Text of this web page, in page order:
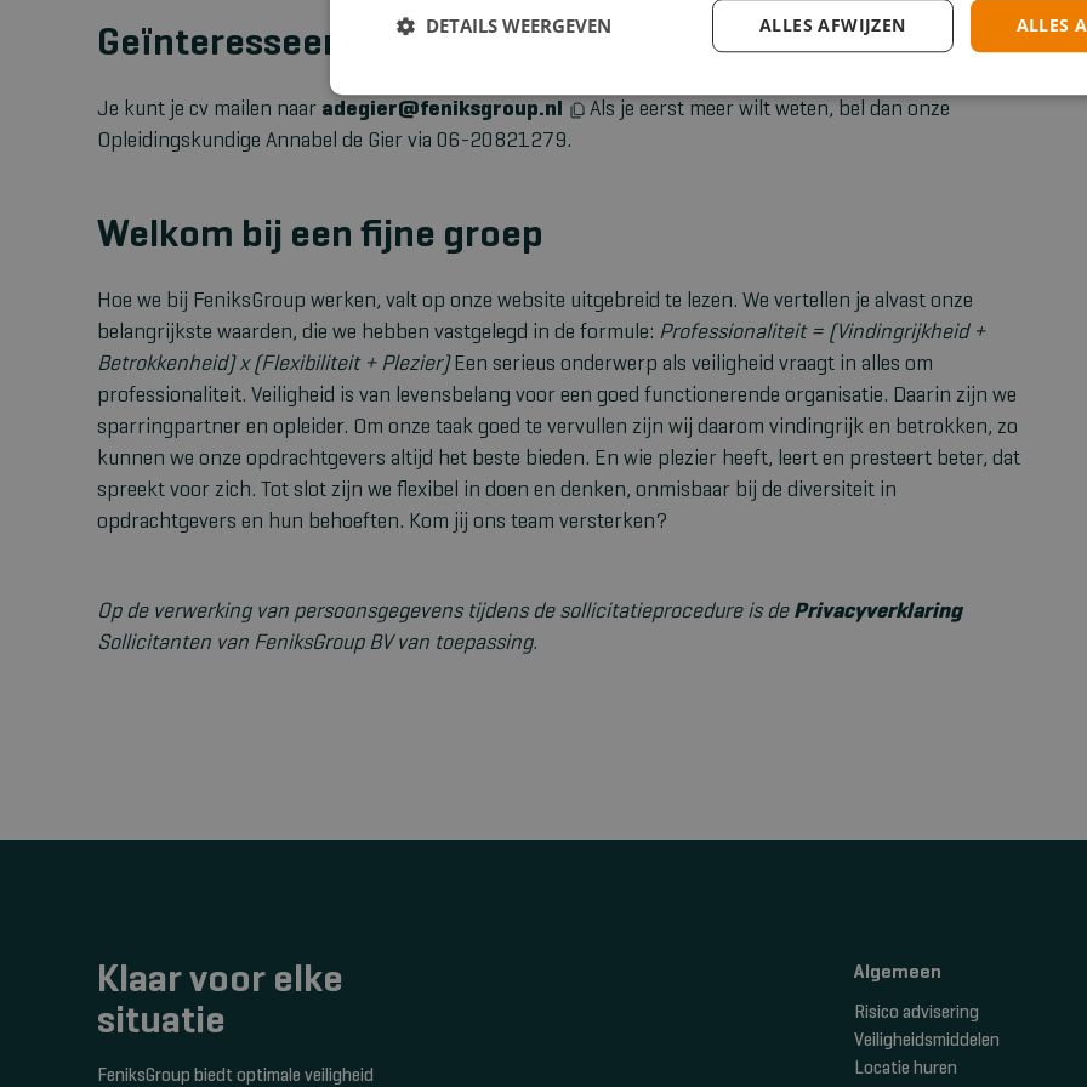
Geïnteresseerd? Meer weten?
Je kunt je cv mailen naar adegier@feniksgroup.nl
Als je eerst meer wilt weten, bel dan onze
Opleidingskundige Annabel de Gier via 06-20821279.
Welkom bij een fijne groep
Hoe we bij FeniksGroup werken, valt op onze website uitgebreid te lezen. We vertellen je alvast onze
belangrijkste waarden, die we hebben vastgelegd in de formule: Professionaliteit = (Vindingrijkheid +
Betrokkenheid) x (Flexibiliteit + Plezier)Een serieus onderwerp als veiligheid vraagt in alles om
professionaliteit. Veiligheid is van levensbelang voor een goed functionerende organisatie. Daarin zijn we
sparringpartner en opleider. Om onze taak goed te vervullen zijn wij daarom vindingrijk en betrokken, zo
kunnen we onze opdrachtgevers altijd het beste bieden. En wie plezier heeft, leert en presteert beter, dat
spreekt voor zich. Tot slot zijn we flexibel in doen en denken, onmisbaar bij de diversiteit in
opdrachtgevers en hun behoeften. Kom jij ons team versterken?
Op de verwerking van persoonsgegevens tijdens de sollicitatieprocedure is de Privacyverklaring
Sollicitanten van FeniksGroup BV van toepassing.
Klaar voor elke
situatie
FeniksGroup biedt optimale veiligheid
Algemeen
Risico advisering
Veiligheidsmiddelen
Locatie huren
ALLES
ALLES AFWIJZEN
DETAILS WEERGEVEN